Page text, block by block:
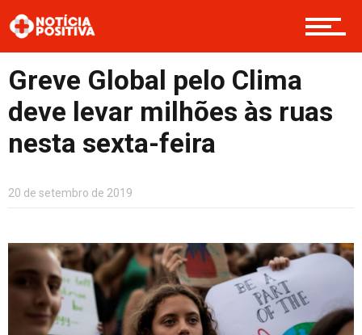
Opinião
Entretenimento
Greve Global pelo Clima
deve levar milhões às ruas
nesta sexta-feira
20 de setembro de 2019